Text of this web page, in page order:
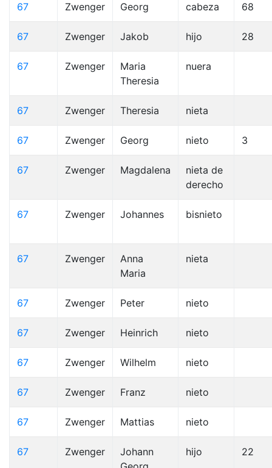
67 Zwenger Georg cabeza 68
67 Zwenger Jakob hijo 28
67 Zwenger
Maria
Theresia
nuera
67 Zwenger Theresia nieta
67 Zwenger Georg nieto 3
67 Zwenger Magdalena
nieta de
derecho
67 Zwenger Johannes bisnieto
67 Zwenger
Anna
Maria
nieta
67 Zwenger Peter nieto
67 Zwenger Heinrich nieto
67 Zwenger Wilhelm nieto
67 Zwenger Franz nieto
67 Zwenger Mattias nieto
67 Zwenger
Johann
hijo 22